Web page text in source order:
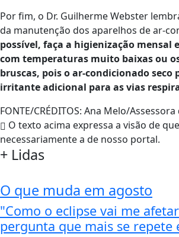
Por fim, o Dr. Guilherme Webster
da manutenção dos aparelhos de ar-
possível, faça a higienização mensal
com temperaturas muito baixas ou
bruscas, pois o ar-condicionado seco
irritante adicional para as vias
FONTE/CRÉDITOS: Ana Melo/
O texto acima expressa a visão de
necessariamente a de nosso portal.
+ Lidas
O que muda em agosto
"Como o eclipse vai me
pergunta que mais se repete